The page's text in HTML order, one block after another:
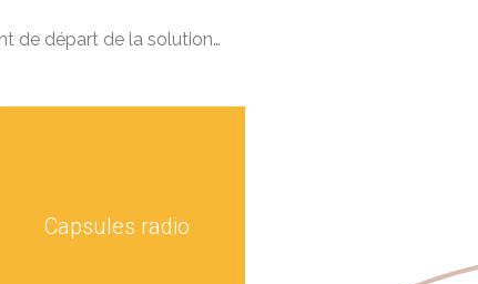
de départ de la solution…
Capsules radio